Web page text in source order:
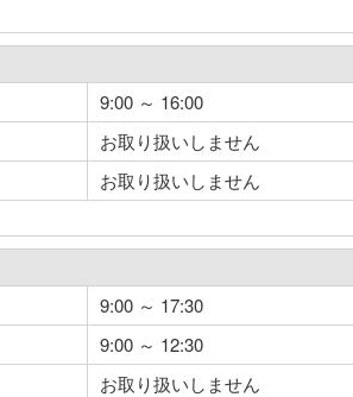
9:00 ～ 16:00
お取り扱いしません
お取り扱いしません
9:00 ～ 17:30
9:00 ～ 12:30
お取り扱いしません